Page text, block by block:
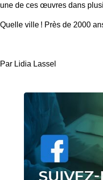
une de ces œuvres dans
Quelle ville ! Près de 2000
Par Lidia Lassel